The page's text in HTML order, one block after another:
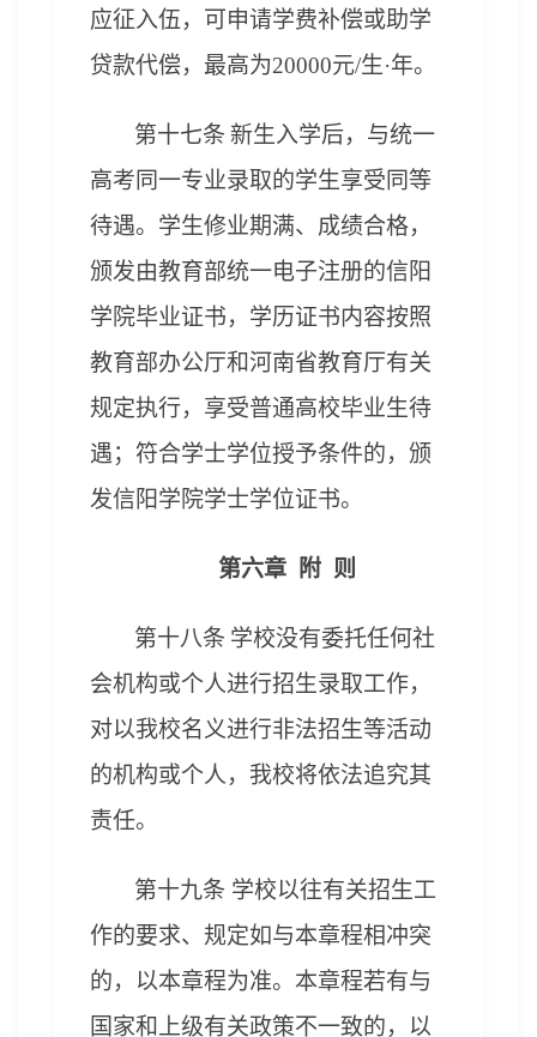
应征入伍，可申请学费补偿或助学
贷款代偿，最高为20000元/生·年。
第十七条 新生入学后，与统一
高考同一专业录取的学生享受同等
待遇。 学生修业期满、成绩合格，
颁发由教育部统一电子注册的信阳
学院毕业证书， 学历证书内容按照
教育部办公厅和河南省教育厅有关
规定执行， 享受普通高校毕业生待
遇； 符合学士学位授予条件的， 颁
发信阳学院学士学位证书。
第六章 附 则
第十八条 学校没有委托任何社
会机构或个人进行招生录取工作，
对以我校名义进行非法招生等活动
的机构或个人，我校将依法追究其
责任。
第十九条 学校以往有关招生工
作的要求、规定如与本章程相冲突
的，以本章程为准。本章程若有与
国家和上级有关政策不一致的，以